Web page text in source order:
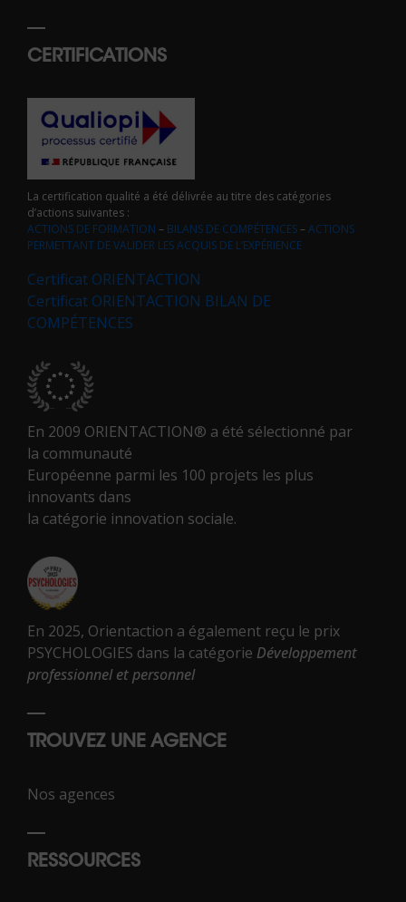
CERTIFICATIONS
La certification qualité a été délivrée au titre des catégories
d’actions suivantes :
ACTIONS DE FORMATION – BILANS DE COMPÉTENCES–ACTIONS
PERMETTANT DE VALIDER LES ACQUIS DE L’EXPÉRIENCE
Certificat ORIENTACTION
Certificat ORIENTACTION BILAN DE
COMPÉTENCES
En 2009 ORIENTACTION® a été sélectionné par
la communauté
Européenne parmi les 100 projets les plus
innovants dans
la catégorie innovation sociale.
En 2025, Orientaction a également reçu le prix
PSYCHOLOGIES dans la catégorie Développement
professionnel et personnel
TROUVEZ UNE AGENCE
Nos agences
RESSOURCES